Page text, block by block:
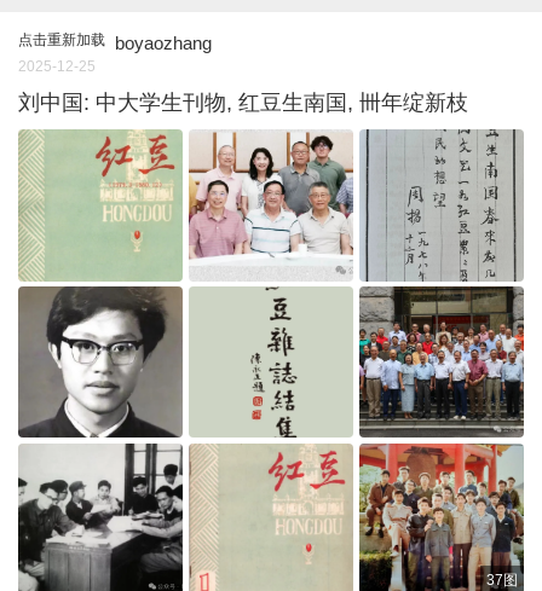
点击重新加载 boyaozhang
2025-12-25
刘中国: 中大学生刊物, 红豆生南国, 卌年绽新枝
37图